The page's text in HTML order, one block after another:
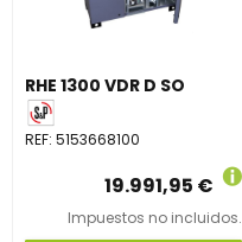
RHE 1300 VDR D SO
REF: 5153668100
19.991,95 €
Impuestos no incluidos.